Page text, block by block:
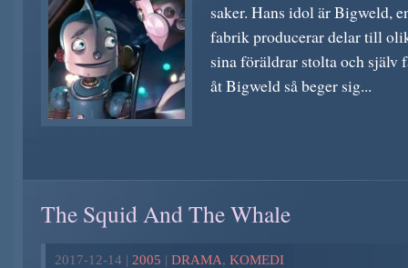
saker. Hans idol är Bigweld,
fabrik producerar delar till
sina föräldrar stolta och själv
åt Bigweld så beger sig...
The Squid And The Whale
2017-12-14 | 2005 | DRAMA, KOMEDI